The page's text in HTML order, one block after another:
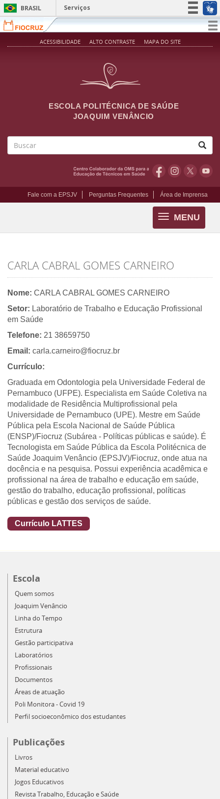
Pular para o conteúdo principal
BRASIL
Serviços
Simplifique!
Participe
ACESSIBILIDADE ALTO CONTRASTE MAPA DO SITE
ESCOLA POLITÉCNICA DE SAÚDE
JOAQUIM VENÂNCIO
Fale com a EPSJV Perguntas Frequentes Área de Imprensa
MENU
Toggle
navigation
CARLA CABRAL GOMES CARNEIRO
Nome: CARLA CABRAL GOMES CARNEIRO
Setor: Laboratório de Trabalho e Educação Profissional
em Saúde
Telefone: 21 38659750
Email: carla.carneiro@fiocruz.br
Currículo:
Graduada em Odontologia pela Universidade Federal de
Pernambuco (UFPE). Especialista em Saúde Coletiva na
modalidade de Residência Multiprofissional pela
Universidade de Pernambuco (UPE). Mestre em Saúde
Pública pela Escola Nacional de Saúde Pública
(ENSP)/Fiocruz (Subárea - Políticas públicas e saúde). É
Tecnologista em Saúde Pública da Escola Politécnica de
Saúde Joaquim Venâncio (EPSJV)/Fiocruz, onde atua na
docência e na pesquisa. Possui experiência acadêmica e
profissional na área de trabalho e educação em saúde,
gestão do trabalho, educação profissional, políticas
públicas e gestão dos serviços de saúde.
Currículo LATTES
Escola
Quem somos
Joaquim Venâncio
Linha do Tempo
Estrutura
Gestão participativa
Laboratórios
Profissionais
Documentos
Áreas de atuação
Poli Monitora - Covid 19
Perfil socioeconômico dos estudantes
Publicações
Livros
Material educativo
Jogos Educativos
Revista Trabalho, Educação e Saúde